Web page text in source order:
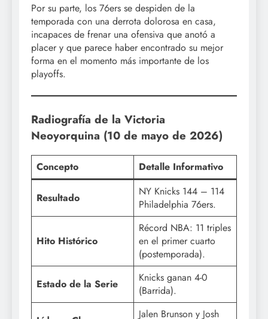
Por su parte, los 76ers se despiden de la
temporada con una derrota dolorosa en casa,
incapaces de frenar una ofensiva que anotó a
placer y que parece haber encontrado su mejor
forma en el momento más importante de los
playoffs.
Radiografía de la Victoria
Neoyorquina (10 de mayo de 2026)
Concepto Detalle Informativo
Resultado
NY Knicks 144 – 114
Philadelphia 76ers.
Hito Histórico
Récord NBA: 11 triples
en el primer cuarto
(postemporada).
Estado de la Serie
Knicks ganan 4-0
(Barrida).
Jalen Brunson y Josh